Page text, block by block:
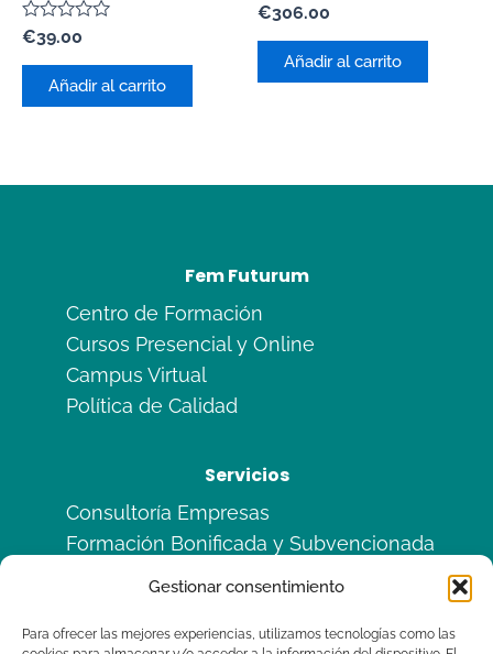
Gestionar consentimiento
Para ofrecer las mejores experiencias, utilizamos tecnologías como las
Valorado
con
0
€39.00
Añadir al carrito
Valorado
con
0
€306.00
Añadir al carrito
Fem Futurum
Centro de Formación
Cursos Presencial y Online
Campus Virtual
Política de Calidad
Servicios
Consultoría Empresas
Formación Bonificada y Subvencionada